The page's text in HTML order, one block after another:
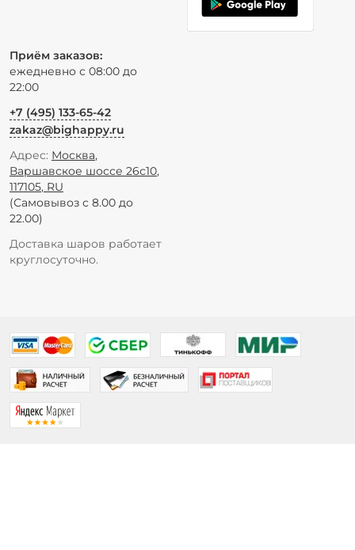
Приём заказов:
ежедневно с 08:00 до
22:00
+7 (495) 133-65-42
zakaz@bighappy.ru
Адрес: Москва,
Варшавское шоссе 26с10,
117105, RU
(Самовывоз с 8.00 до
22.00)
Доставка шаров работает
круглосуточно.